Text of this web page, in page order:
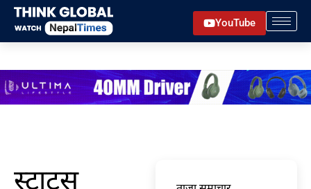
Skip
content
YouTube
स्टाटस